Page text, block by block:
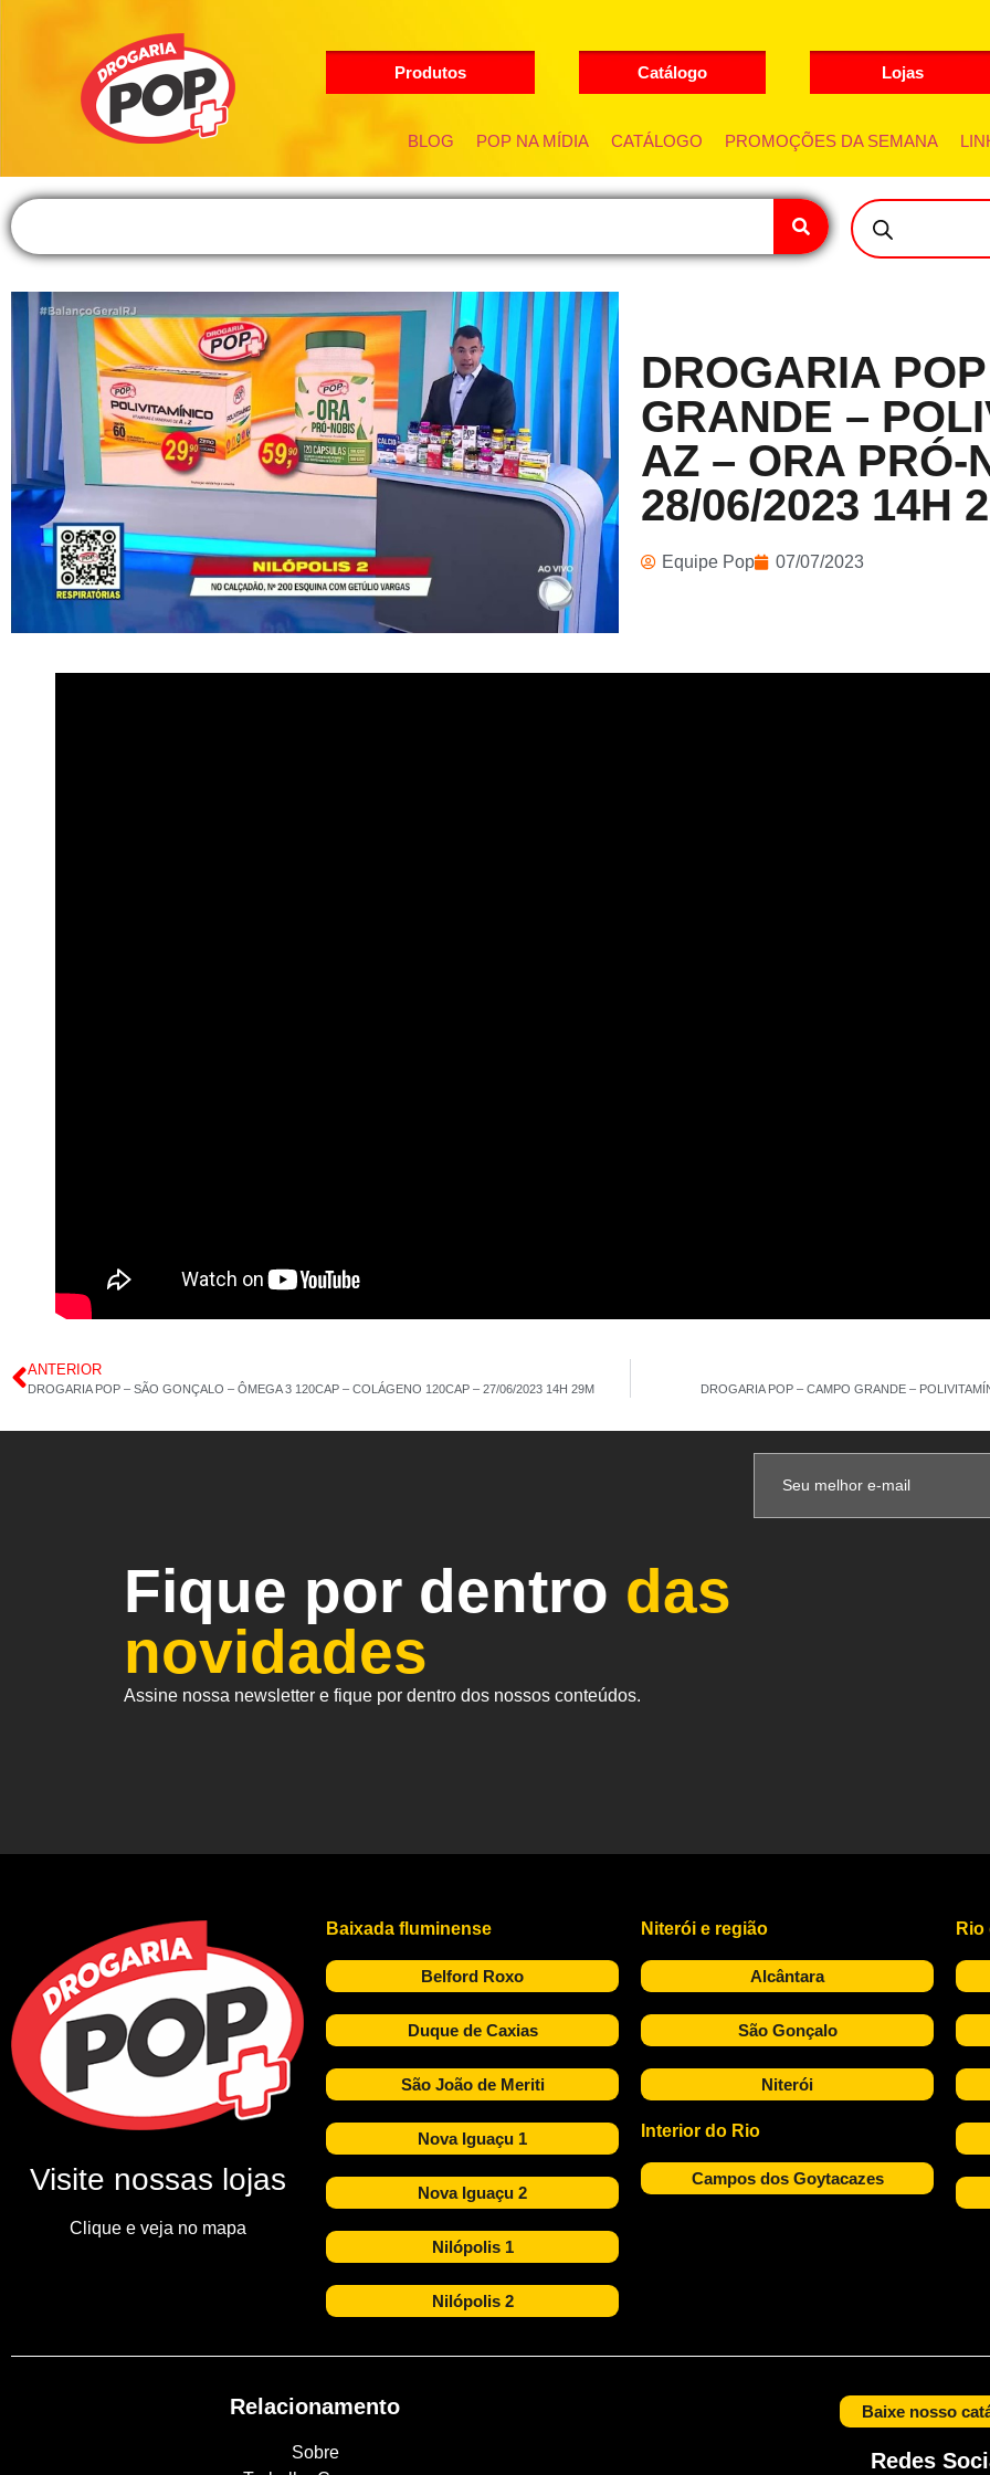
Produtos Catálogo Lojas
BLOG POP NA MÍDIA CATÁLOGO PROMOÇÕES DA SEMANA
DROGARIA
GRANDE –
AZ – ORA PRÓ-
28/06/2023 14H
Equipe Pop 07/07/2023
ANTERIOR
DROGARIA POP – SÃO GONÇALO – ÔMEGA 3 120CAP – COLÁGENO 120CAP – 27/06/2023 14H 29M DROGARIA POP – CAMPO GRANDE –
Fique por dentro das
novidades
Assine nossa newsletter e fique por dentro dos nossos conteúdos.
Visite nossas lojas
Clique e veja no mapa
Baixada fluminense
Belford Roxo
Duque de Caxias
São João de Meriti
Nova Iguaçu 1
Nova Iguaçu 2
Nilópolis 1
Nilópolis 2
Niterói e região
Alcântara
São Gonçalo
Niterói
Interior do Rio
Campos dos Goytacazes
Rio
Relacionamento
Sobre
Baixe nosso
Redes